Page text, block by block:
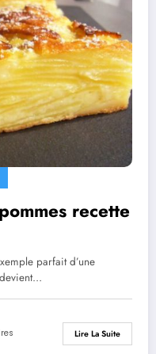
recette
parfait d’une
Lire La Suite